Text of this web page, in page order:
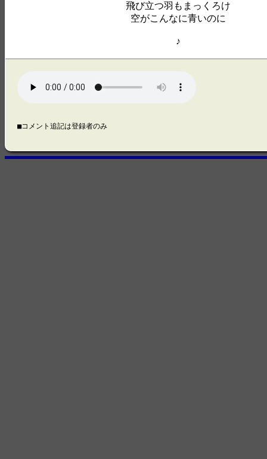
飛び立つ羽もまっくろけ
空がこんなに青いのに
♪
■コメント追記は登録者のみ